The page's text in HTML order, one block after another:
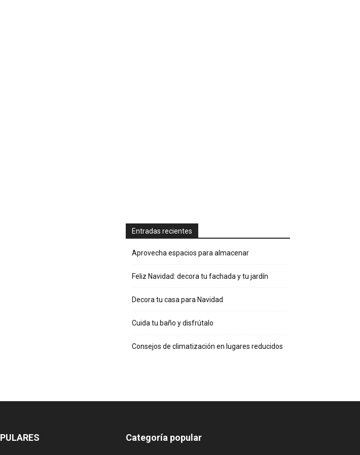
Entradas recientes
Aprovecha espacios para almacenar
Feliz Navidad: decora tu fachada y tu jardín
Decora tu casa para Navidad
Cuida tu baño y disfrútalo
Consejos de climatización en lugares reducidos
Categoría popular